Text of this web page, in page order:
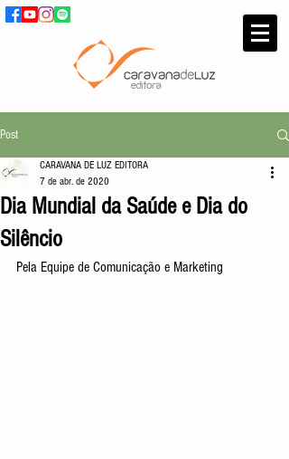
Post
Dia Mundial da Saúde e Dia do
Silêncio
CARAVANA DE LUZ EDITORA
7 de abr. de 2020
Pela Equipe de Comunicação e Marketing